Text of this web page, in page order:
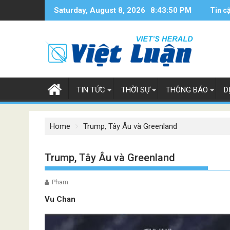
Saturday, August 8, 2026 8:43:51 PM Tin
TIN TỨC THỜI SỰ THÔNG BÁO
Home Trump, Tây Âu và Greenland
Trump, Tây Âu và Greenland
Pham
Vu Chan